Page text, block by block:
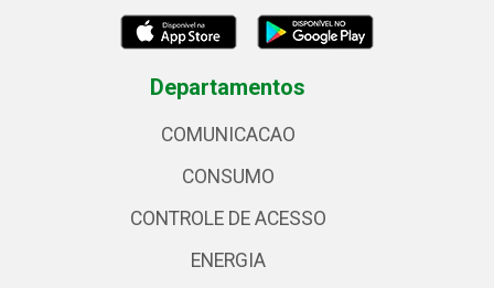
Departamentos
COMUNICACAO
CONSUMO
CONTROLE DE ACESSO
ENERGIA